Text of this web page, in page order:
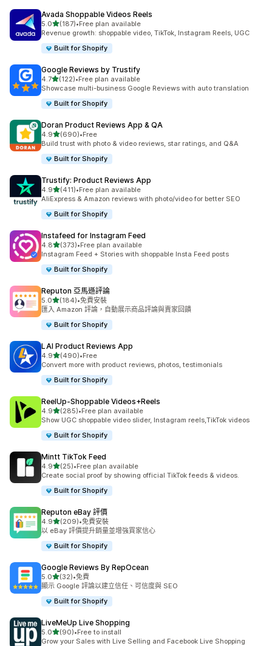
Avada Shoppable Videos Reels
5.0滿分 5 顆星
(187)
共有 187 則評價
•Free plan available
Revenue growth: shoppable video, TikTok, Instagram Reels, UGC
Built for Shopify
Google Reviews by Trustify
4.7滿分 5 顆星
(122)
共有 122 則評價
•Free plan available
Showcase multi-business Google Reviews with auto translation
Built for Shopify
Doran Product Reviews App & QA
4.9滿分 5 顆星
(690)
共有 690 則評價
•Free
Build trust with photo & video reviews, star ratings, and Q&A
Built for Shopify
Trustify: Product Reviews App
4.9滿分 5 顆星
(411)
共有 411 則評價
•Free plan available
AliExpress & Amazon reviews with photo/video for better SEO
Built for Shopify
Instafeed for Instagram Feed
4.8滿分 5 顆星
(373)
共有 373 則評價
•Free plan available
Instagram Feed + Stories with shoppable Insta Feed posts
Built for Shopify
Reputon 亞馬遜評論
5.0滿分 5 顆星
(184)
共有 184 則評價
•免費安裝
匯入 Amazon 評論，自動展示商品評論與賣家回饋
Built for Shopify
LAI Product Reviews App
4.9滿分 5 顆星
(490)
共有 490 則評價
•Free
Convert more with product reviews, photos, testimonials
Built for Shopify
ReelUp‑Shoppable Videos+Reels
4.9滿分 5 顆星
(285)
共有 285 則評價
•Free plan available
Show UGC shoppable video slider, Instagram reels,TikTok videos
Built for Shopify
Mintt TikTok Feed
4.9滿分 5 顆星
(25)
共有 25 則評價
•Free plan available
Create social proof by showing official TikTok feeds & videos.
Built for Shopify
Reputon eBay 評價
4.9滿分 5 顆星
(209)
共有 209 則評價
•免費安裝
以 eBay 評價提升銷量並增強買家信心
Built for Shopify
Google Reviews By RepOcean
5.0滿分 5 顆星
(32)
共有 32 則評價
•免費
顯示 Google 評論以建立信任、可信度與 SEO
Built for Shopify
LiveMeUp Live Shopping
5.0滿分 5 顆星
(90)
共有 90 則評價
•Free to install
Grow your Sales with Live Selling and Facebook Live Shopping